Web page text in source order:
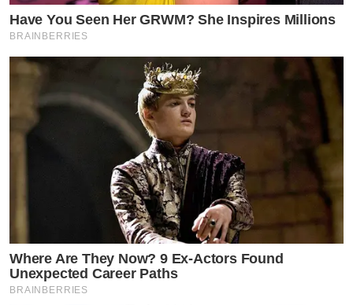
Have You Seen Her GRWM? She Inspires Millions
BRAINBERRIES
Where Are They Now? 9 Ex-Actors Found
Unexpected Career Paths
BRAINBERRIES